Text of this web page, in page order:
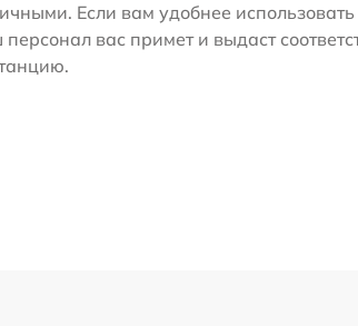
Если вам удобнее
вас примет и выдаст